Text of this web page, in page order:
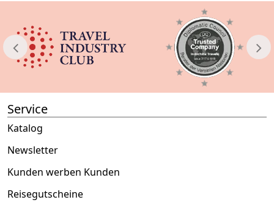
Service
Katalog
Newsletter
Kunden werben Kunden
Reisegutscheine